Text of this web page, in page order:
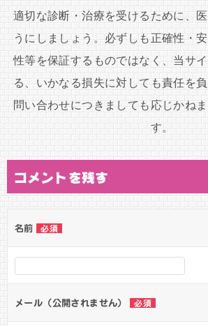
ン
適切な診断・治療を受けるために、
うにしましょう。必ずしも正確性・
性等を保証するものではなく、当サ
る、いかなる損失に対しても責任を
問い合わせにつきましても応じかね
す。
コメントを残す
名前 必須
メール（公開されません） 必須